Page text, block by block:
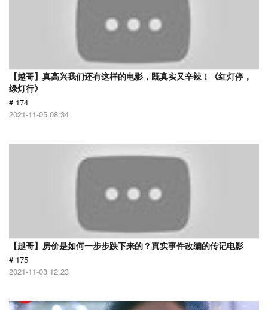
【越哥】真高兴我们还有这样的电影，既真实又辛辣！《红灯停，
绿灯行》
# 174
2021-11-05 08:34
【越哥】房价是如何一步步跌下来的？真实事件改编的传记电影
# 175
2021-11-03 12:23